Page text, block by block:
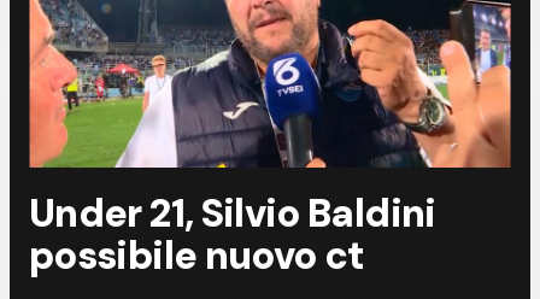
Under 21, Silvio Baldini
possibile nuovo ct